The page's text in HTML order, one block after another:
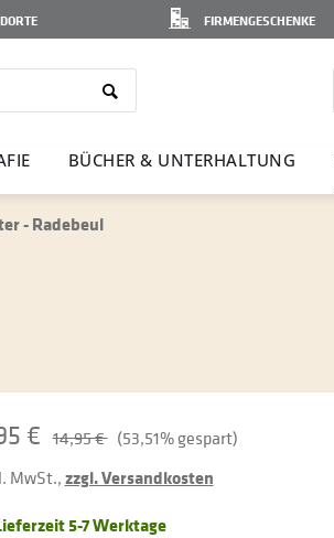
FIRMENGESCHENKE
BÜCHER & UNTER­HAL­TUNG
- Radebeul
€ 14,95 € (53,51% gespart)
MwSt.,zzgl. Versandkosten
5-7 Werktage